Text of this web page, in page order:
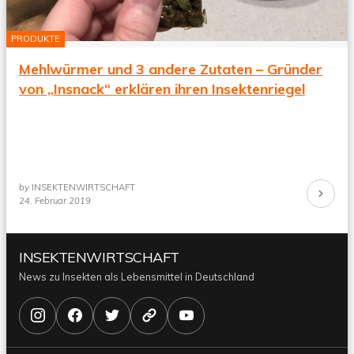
PRODUKTE
Mehlwürmer und 3 andere Zutaten – Gründer
von „Insnack“ erklären ihren Insektenriegel
by INSEKTENWIRTSCHAFT
24. Februar 2019
Continue
INSEKTENWIRTSCHAFT
News zu Insekten als Lebensmittel in Deutschland
InstagramFacebookX/TwitterBlueskyYouTube